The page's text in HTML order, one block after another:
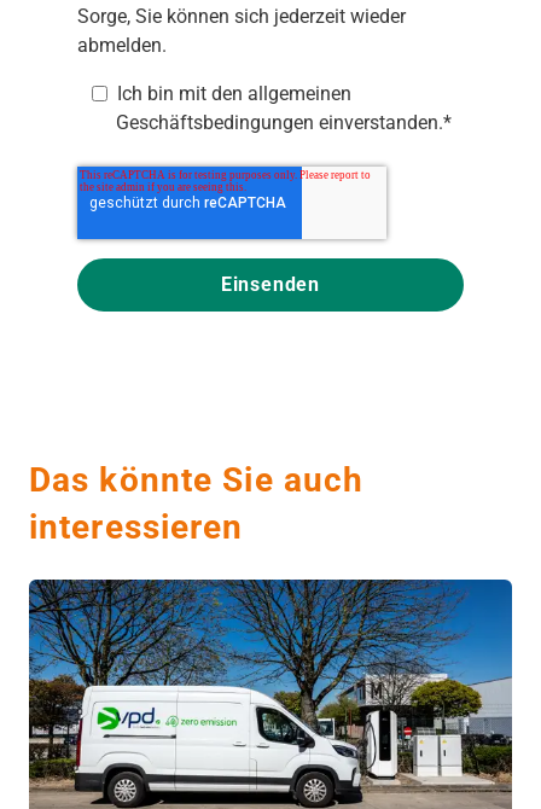
Sorge, Sie können sich jederzeit wieder
abmelden.
Ich bin mit den allgemeinen
Geschäftsbedingungen einverstanden.*
Das könnte Sie auch
interessieren